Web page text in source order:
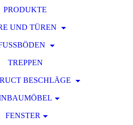
PRODUKTE
UND TÜREN
TREPPEN
BESCHLÄGE
FENSTER